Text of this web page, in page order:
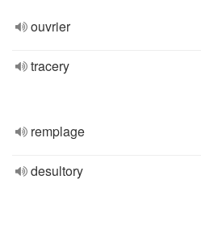
ouvrier
tracery
remplage
desultory